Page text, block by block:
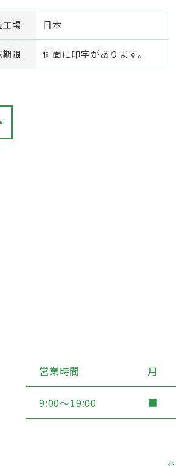
工場 日本
期限 側面に印字があります。
営業時間 月
9:00〜19:00 ■